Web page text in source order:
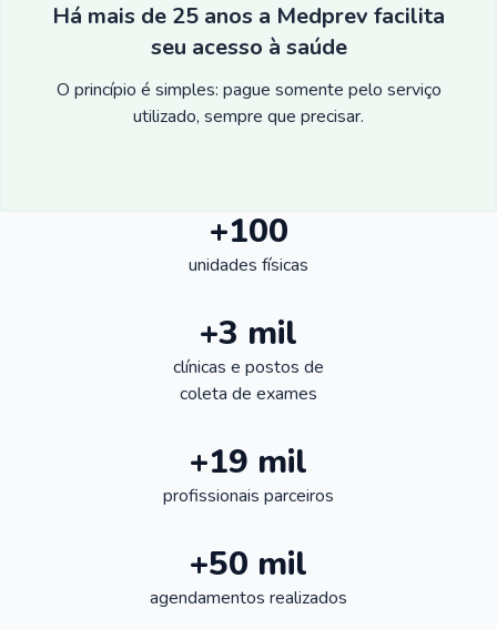
Há mais de 25 anos a Medprev facilita
seu acesso à saúde
O princípio é simples: pague somente pelo serviço
utilizado, sempre que precisar.
+100
unidades físicas
+3 mil
clínicas e postos de
coleta de exames
+19 mil
profissionais parceiros
+50 mil
agendamentos realizados